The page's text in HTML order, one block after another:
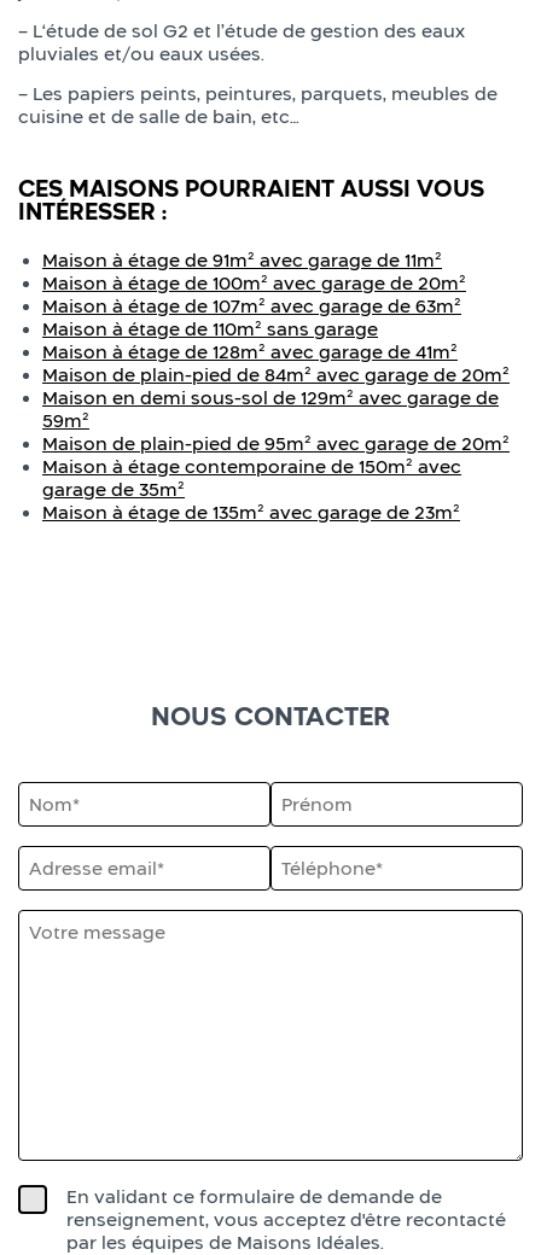
– L‘étude de sol G2 et l’étude de gestion des eaux
pluviales et/ou eaux usées.
– Les papiers peints, peintures, parquets, meubles de
cuisine et de salle de bain, etc…
CES MAISONS POURRAIENT AUSSI VOUS
INTÉRESSER :
Maison à étage de 91m² avec garage de 11m²
Maison à étage de 100m² avec garage de 20m²
Maison à étage de 107m² avec garage de 63m²
Maison à étage de 110m² sans garage
Maison à étage de 128m² avec garage de 41m²
Maison de plain-pied de 84m² avec garage de 20m²
Maison en demi sous-sol de 129m² avec garage de
59m²
Maison de plain-pied de 95m² avec garage de 20m²
Maison à étage contemporaine de 150m² avec
garage de 35m²
Maison à étage de 135m² avec garage de 23m²
NOUS CONTACTER
En validant ce formulaire de demande de
renseignement, vous acceptez d'être recontacté
par les équipes de Maisons Idéales.